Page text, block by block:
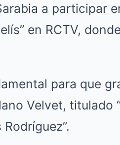
a participar
en RCTV,
para que
Velvet, titulado